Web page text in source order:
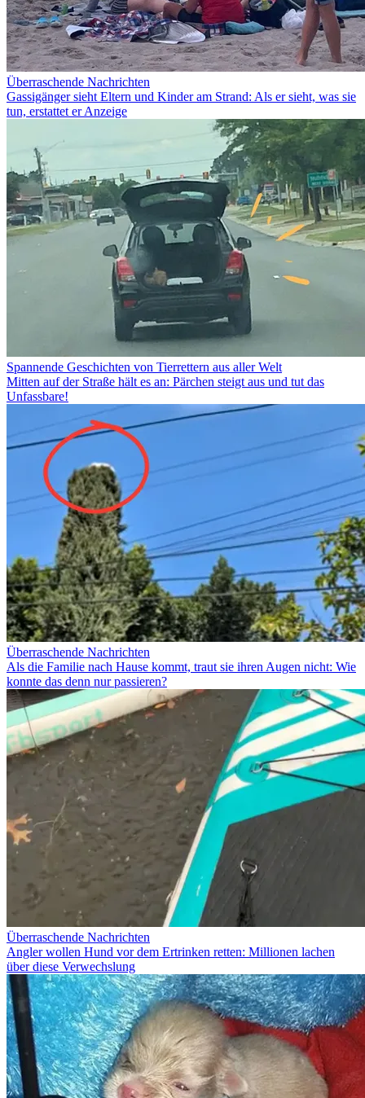
Überraschende Nachrichten
Gassigänger sieht Eltern und Kinder am Strand: Als er sieht, was sie
tun, erstattet er Anzeige
Spannende Geschichten von Tierrettern aus aller Welt
Mitten auf der Straße hält es an: Pärchen steigt aus und tut das
Unfassbare!
Überraschende Nachrichten
Als die Familie nach Hause kommt, traut sie ihren Augen nicht: Wie
konnte das denn nur passieren?
Überraschende Nachrichten
Angler wollen Hund vor dem Ertrinken retten: Millionen lachen
über diese Verwechslung